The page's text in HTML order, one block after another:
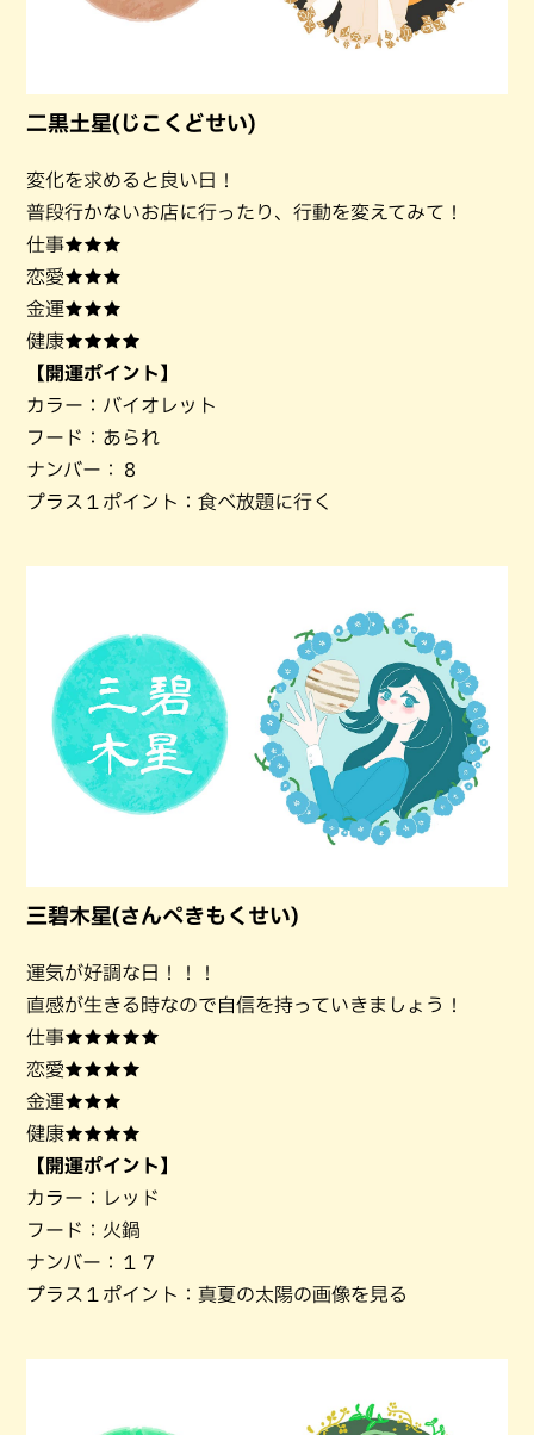
二黒土星(じこくどせい)
変化を求めると良い日！
普段行かないお店に行ったり、行動を変えてみて！
仕事★★★
恋愛★★★
金運★★★
健康★★★★
【開運ポイント】
カラー：バイオレット
フード：あられ
ナンバー：８
プラス１ポイント：食べ放題に行く
三碧木星(さんぺきもくせい)
運気が好調な日！！！
直感が生きる時なので自信を持っていきましょう！
仕事★★★★★
恋愛★★★★
金運★★★
健康★★★★
【開運ポイント】
カラー：レッド
フード：火鍋
ナンバー：１７
プラス１ポイント：真夏の太陽の画像を見る